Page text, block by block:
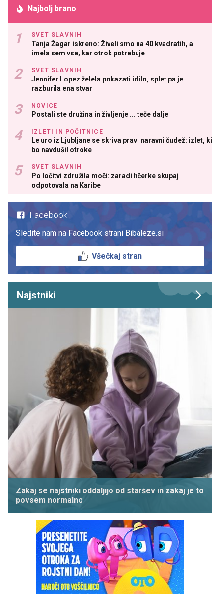
Najbolj brano
SVET SLAVNIH
Tanja Žagar iskreno: Živeli smo na 40 kvadratih, a
imela sem vse, kar otrok potrebuje
SVET SLAVNIH
Jennifer Lopez želela pokazati idilo, splet pa je
razburila ena stvar
NOVICE
Postali ste družina in življenje ... teče dalje
IZLETI IN POČITNICE
Le uro iz Ljubljane se skriva pravi naravni čudež: izlet, ki
bo navdušil otroke
SVET SLAVNIH
Po ločitvi združila moči: zaradi hčerke skupaj
odpotovala na Karibe
Facebook
Sledite nam na Facebook strani Bibaleze.si
Všečkaj stran
Najstniki
Zakaj se najstniki oddaljijo od staršev in zakaj je to
povsem normalno